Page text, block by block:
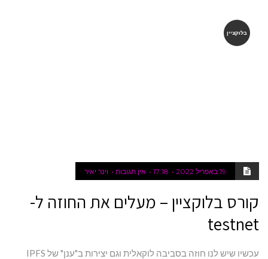
בלוקציין
19 באפריל 2022 17:18 אין תגובות וינר יאיר
קורס בלוקציין – מעלים את החוזה ל-
testnet
עכשיו שיש לנו חוזה בסביבה לוקאלית וגם יצירות ב"ענן" של IPFS